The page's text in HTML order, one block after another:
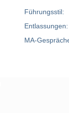
Führungsstil:
Entlassungen:
MA-